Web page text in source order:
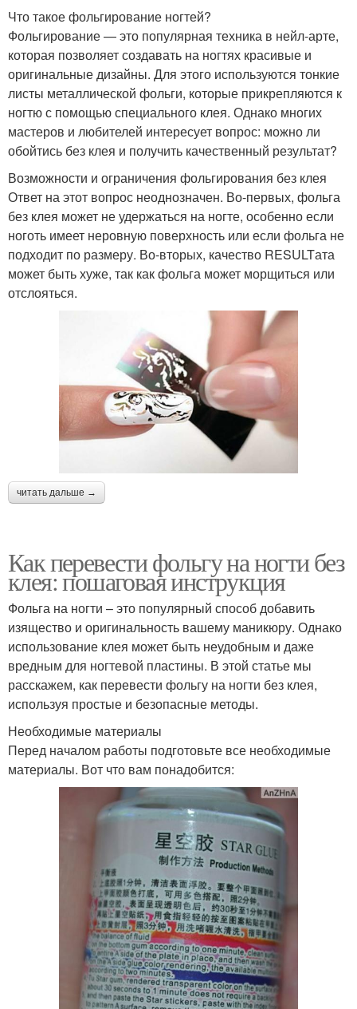
Что такое фольгирование ногтей?
Фольгирование — это популярная техника в нейл-арте,
которая позволяет создавать на ногтях красивые и
оригинальные дизайны. Для этого используются тонкие
листы металлической фольги, которые прикрепляются к
ногтю с помощью специального клея. Однако многих
мастеров и любителей интересует вопрос: можно ли
обойтись без клея и получить качественный результат?
Возможности и ограничения фольгирования без клея
Ответ на этот вопрос неоднозначен. Во-первых, фольга
без клея может не удержаться на ногте, особенно если
ноготь имеет неровную поверхность или если фольга не
подходит по размеру. Во-вторых, качество RESULTата
может быть хуже, так как фольга может морщиться или
отслояться.
читать дальше →
Как перевести фольгу на ногти без
клея: пошаговая инструкция
Фольга на ногти – это популярный способ добавить
изящество и оригинальность вашему маникюру. Однако
использование клея может быть неудобным и даже
вредным для ногтевой пластины. В этой статье мы
расскажем, как перевести фольгу на ногти без клея,
используя простые и безопасные методы.
Необходимые материалы
Перед началом работы подготовьте все необходимые
материалы. Вот что вам понадобится: